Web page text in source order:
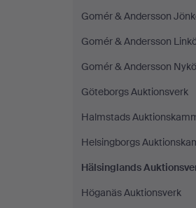
Gomér & Andersson
Gomér & Andersson
Gomér & Andersson
Göteborgs Auktionsverk
Halmstads
Helsingborgs
Hälsinglands
Höganäs Auktionsverk